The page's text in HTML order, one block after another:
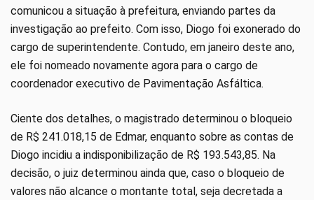
comunicou a situação à prefeitura, enviando partes da
investigação ao prefeito. Com isso, Diogo foi exonerado do
cargo de superintendente. Contudo, em janeiro deste ano,
ele foi nomeado novamente agora para o cargo de
coordenador executivo de Pavimentação Asfáltica.
Ciente dos detalhes, o magistrado determinou o bloqueio
de R$ 241.018,15 de Edmar, enquanto sobre as contas de
Diogo incidiu a indisponibilização de R$ 193.543,85. Na
decisão, o juiz determinou ainda que, caso o bloqueio de
valores não alcance o montante total, seja decretada a